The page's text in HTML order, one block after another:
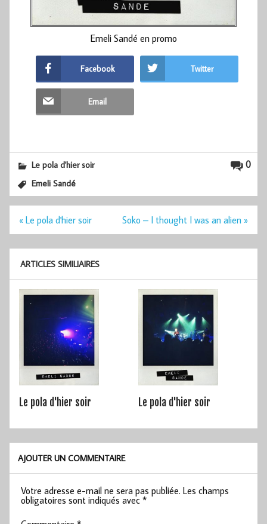
Emeli Sandé en promo
Facebook Twitter
Email
0
Le pola d'hier soir
Emeli Sandé
Navigation
l’article
« Le pola d'hier soir Soko – I thought I was an alien »
ARTICLES SIMILIAIRES
Le pola d'hier soir Le pola d'hier soir
AJOUTER UN COMMENTAIRE
Votre adresse e-mail ne sera pas publiée. Les champs
obligatoires sont indiqués avec*